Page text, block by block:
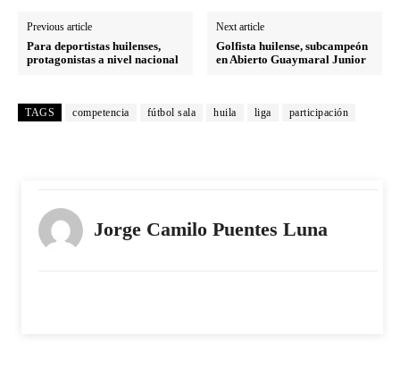
Previous article
Para deportistas huilenses,
protagonistas a nivel nacional
Next article
Golfista huilense, subcampeón
en Abierto Guaymaral Junior
TAGS competencia fútbol sala huila liga participación
Jorge Camilo Puentes Luna